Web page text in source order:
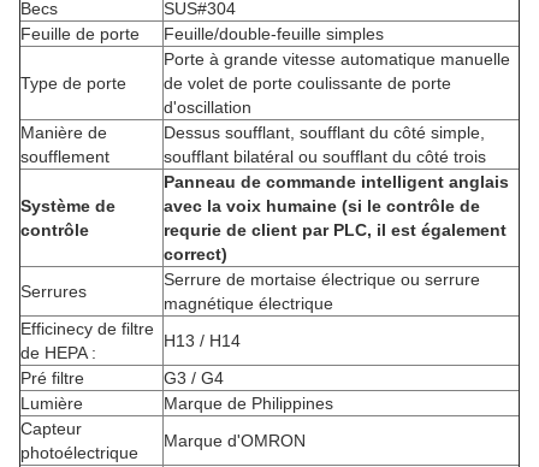
Becs
SUS#304
Feuille de porte
Feuille/double-feuille simples
Type de porte
Porte à grande vitesse automatique manuelle
de volet de porte coulissante de porte
d'oscillation
Manière de
soufflement
Dessus soufflant, soufflant du côté simple,
soufflant bilatéral ou soufflant du côté trois
Système de
contrôle
Panneau de commande intelligent anglais
avec la voix humaine (si le contrôle de
requrie de client par PLC, il est également
correct)
Serrures
Serrure de mortaise électrique ou serrure
magnétique électrique
Efficinecy de filtre
de HEPA :
H13 / H14
Pré filtre
G3 / G4
Lumière
Marque de Philippines
Capteur
photoélectrique
Marque d'OMRON